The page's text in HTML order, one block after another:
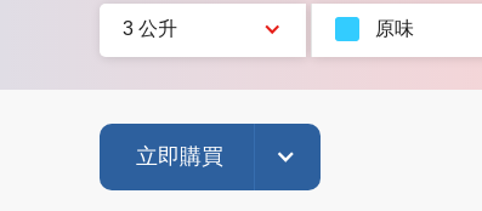
3 公升 原味
立即購買